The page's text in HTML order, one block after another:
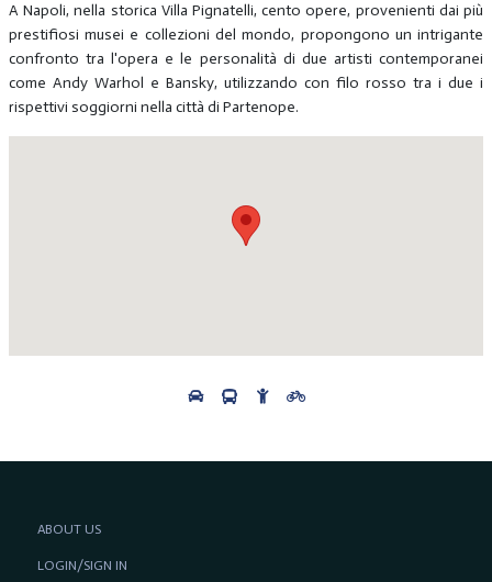
A Napoli, nella storica Villa Pignatelli, cento opere, provenienti dai più
prestifiosi musei e collezioni del mondo, propongono un intrigante
confronto tra l'opera e le personalità di due artisti contemporanei
come Andy Warhol e Bansky, utilizzando con filo rosso tra i due i
rispettivi soggiorni nella città di Partenope.
ABOUT US
LOGIN/SIGN IN